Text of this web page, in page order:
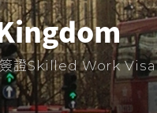
簽證Skilled Work Visa